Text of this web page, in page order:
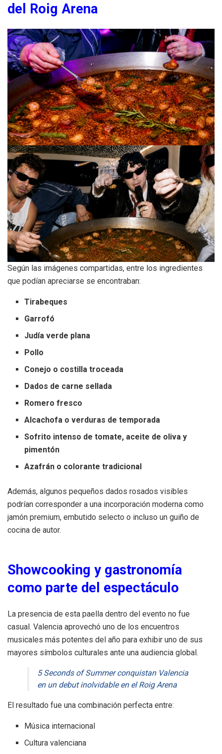
del Roig Arena
Según las imágenes compartidas, entre los ingredientes
que podían apreciarse se encontraban:
Tirabeques
Garrofó
Judía verde plana
Pollo
Conejo o costilla troceada
Dados de carne sellada
Romero fresco
Alcachofa o verduras de temporada
Sofrito intenso de tomate, aceite de oliva y
pimentón
Azafrán o colorante tradicional
Además, algunos pequeños dados rosados visibles
podrían corresponder a una incorporación moderna como
jamón premium, embutido selecto o incluso un guiño de
cocina de autor.
Showcooking y gastronomía
como parte del espectáculo
La presencia de esta paella dentro del evento no fue
casual. Valencia aprovechó uno de los encuentros
musicales más potentes del año para exhibir uno de sus
mayores símbolos culturales ante una audiencia global.
5 Seconds of Summer conquistan Valencia
en un debut inolvidable en el Roig Arena
El resultado fue una combinación perfecta entre:
Música internacional
Cultura valenciana